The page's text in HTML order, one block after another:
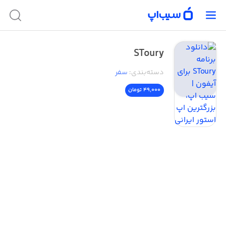
SToury
دسته‌بندی: سفر
49,000 تومان